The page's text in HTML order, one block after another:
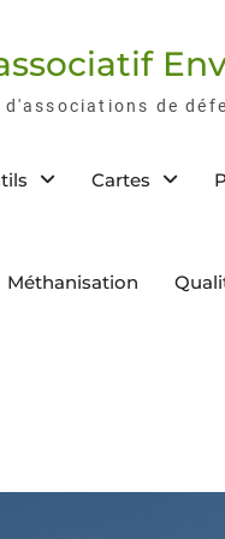
d'associations de
Cartes
Méthanisation